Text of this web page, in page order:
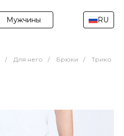
Мужчины RU
/ Для него / Брюки /
Трико